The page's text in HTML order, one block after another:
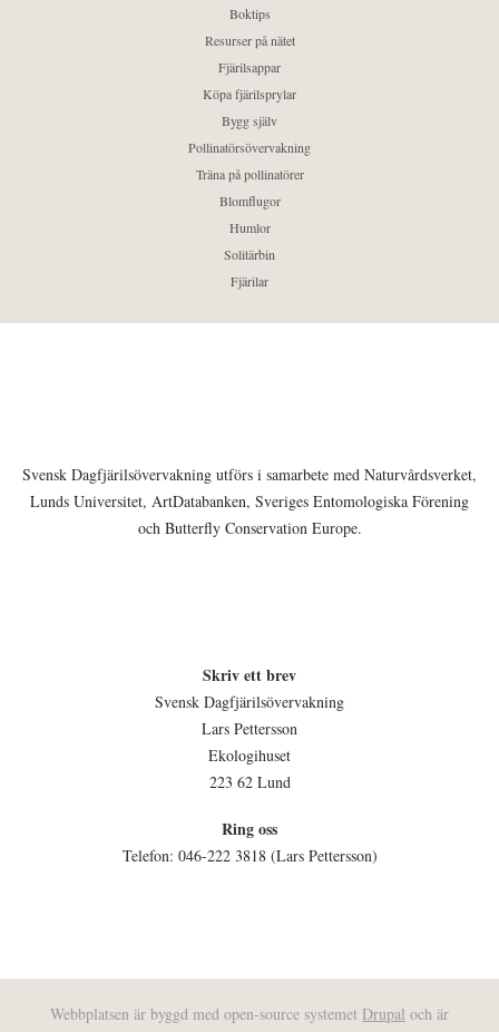
Boktips
Resurser på nätet
Fjärilsappar
Köpa fjärilsprylar
Bygg själv
Pollinatörsövervakning
Träna på pollinatörer
Blomflugor
Humlor
Solitärbin
Fjärilar
Svensk Dagfjärilsövervakning utförs i samarbete med Naturvårdsverket,
Lunds Universitet, ArtDatabanken, Sveriges Entomologiska Förening
och Butterfly Conservation Europe.
Skriv ett brev
Svensk Dagfjärilsövervakning
Lars Pettersson
Ekologihuset
223 62 Lund
Ring oss
Telefon: 046-222 3818 (Lars Pettersson)
Webbplatsen är byggd med open-source systemet Drupal och är